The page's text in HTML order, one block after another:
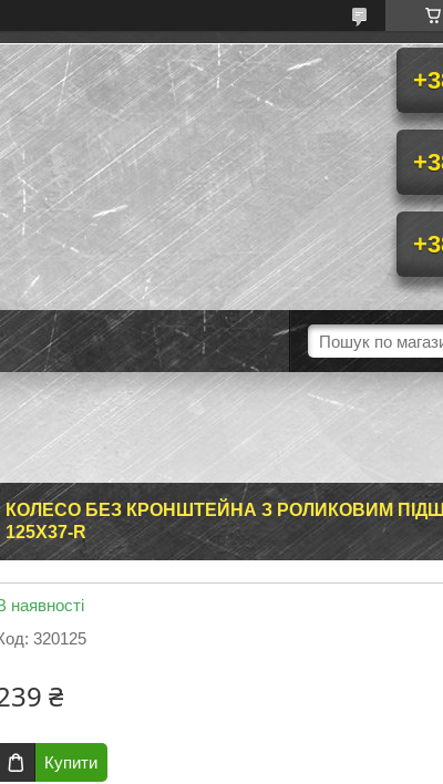
КОЛЕСО БЕЗ КРОНШТЕЙНА З РОЛИКОВИМ
125Х37-R
наявності
320125
₴
Купити